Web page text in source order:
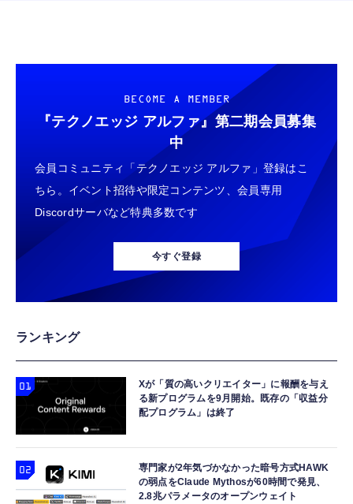
BECOME A MEMBER
『テクノエッジ アルファ』 第二期会員募集
中
会員コミュニティ「テクノエッジ アルファ」登録はこ
ちら。イベント招待や限定コンテンツ、会員専用
Discordサーバなど特典多数です
今すぐ登録
ランキング
Xが「質の高いクリエイター」に報酬を与え
る新プログラムを9月開始。既存の「収益分
配プログラム」は終了
専門家が2年気づかなかった暗号方式HAWK
の弱点をClaude Mythosが60時間で発見、
2.8兆パラメータのオープンウェイト